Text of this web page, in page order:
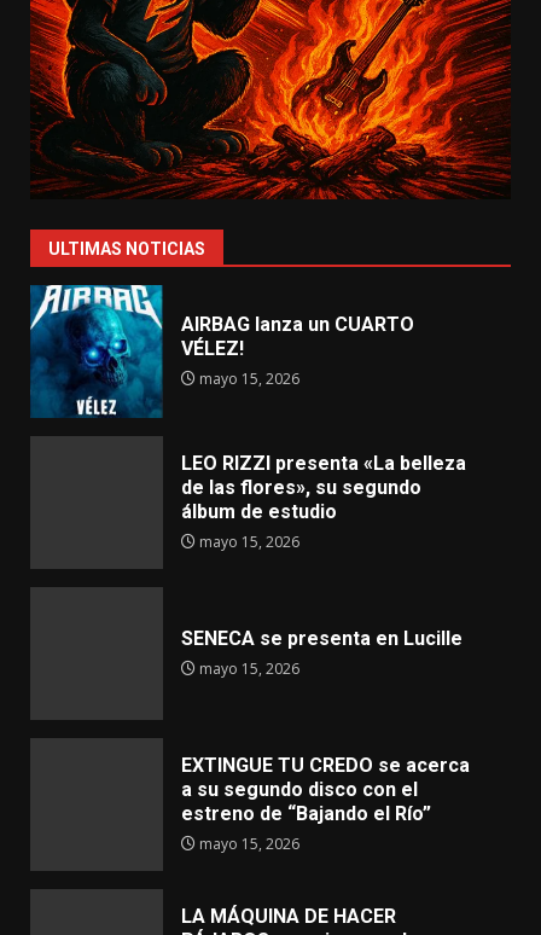
ULTIMAS NOTICIAS
AIRBAG lanza un CUARTO
VÉLEZ!
mayo 15, 2026
LEO RIZZI presenta «La belleza
de las flores», su segundo
álbum de estudio
mayo 15, 2026
SENECA se presenta en Lucille
mayo 15, 2026
EXTINGUE TU CREDO se acerca
a su segundo disco con el
estreno de “Bajando el Río”
mayo 15, 2026
LA MÁQUINA DE HACER